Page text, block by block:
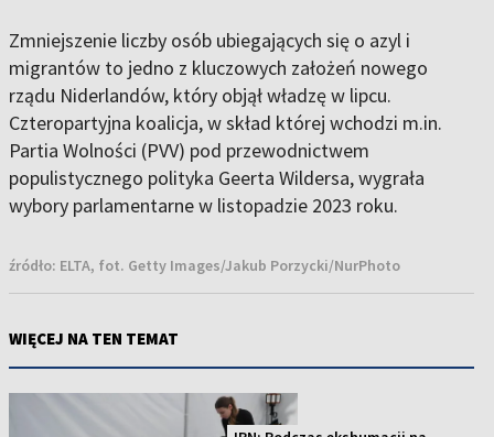
Zmniejszenie liczby osób ubiegających się o azyl i
migrantów to jedno z kluczowych założeń nowego
rządu Niderlandów, który objął władzę w lipcu.
Czteropartyjna koalicja, w skład której wchodzi m.in.
Partia Wolności (PVV) pod przewodnictwem
populistycznego polityka Geerta Wildersa, wygrała
wybory parlamentarne w listopadzie 2023 roku.
źródło: ELTA, fot. Getty Images/Jakub Porzycki/NurPhoto
WIĘCEJ NA TEN TEMAT